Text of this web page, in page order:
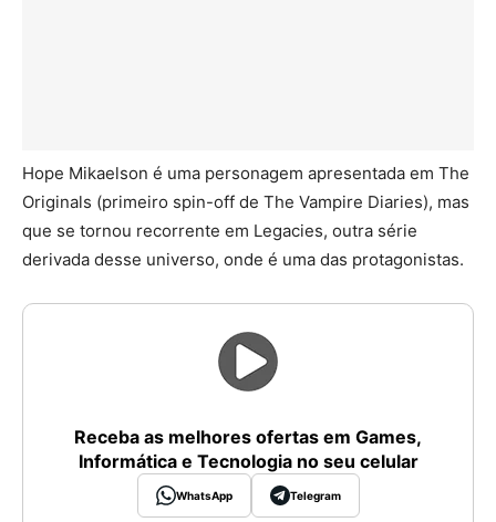
Hope Mikaelson é uma personagem apresentada em The
Originals (primeiro spin-off de The Vampire Diaries), mas
que se tornou recorrente em Legacies, outra série
derivada desse universo, onde é uma das protagonistas.
Receba as melhores ofertas em Games,
Informática e Tecnologia no seu celular
WhatsApp Telegram